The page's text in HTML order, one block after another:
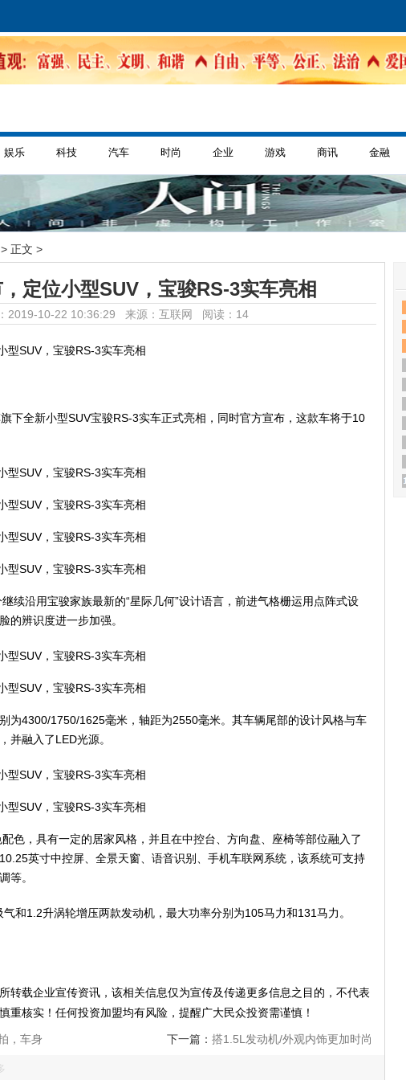
娱乐 科技 汽车 时尚 企业 游戏 商讯 金融
> 正文 >
定位小型SUV，宝骏RS-3实车亮相
2019-10-22 10:36:29 来源：互联网 阅读：14
下全新小型SUV宝骏RS-3实车正式亮相，同时官方宣布，这款车将于10
续沿用宝骏家族最新的“星际几何”设计语言，前进气格栅运用点阵式设
的辨识度进一步加强。
为4300/1750/1625毫米，轴距为2550毫米。其车辆尾部的设计风格与车
并融入了LED光源。
色，具有一定的居家风格，并且在中控台、方向盘、座椅等部位融入了
英寸中控屏、全景天窗、语音识别、手机车联网系统，该系统可支持
等。
和1.2升涡轮增压两款发动机，最大功率分别为105马力和131马力。
转载企业宣传资讯，该相关信息仅为宣传及传递更多信息之目的，不代表
重核实！任何投资加盟均有风险，提醒广大民众投资需谨慎！
，车身 下一篇： 搭1.5L发动机/外观内饰更加时尚